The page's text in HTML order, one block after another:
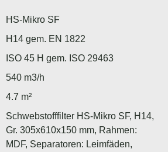
HS-Mikro SF
H14 gem. EN 1822
ISO 45 H gem. ISO 29463
540 m3/h
4.7 m²
Schwebstofffilter HS-Mikro SF, H14,
Gr. 305x610x150 mm, Rahmen:
MDF, Separatoren: Leimfäden,